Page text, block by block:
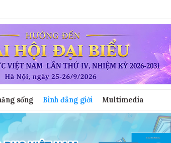
sống Bình đẳng giới Multimedia